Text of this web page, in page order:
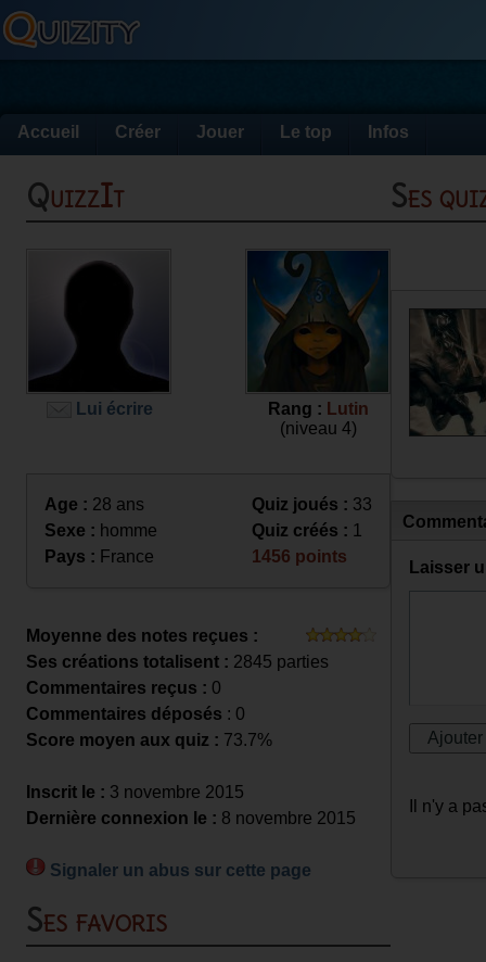
Accueil Créer Jouer Le top Infos
QuizzIt
Lui écrire Rang : Lutin
(niveau 4)
Age : 28 ans
Sexe : homme
Pays : France
Quiz joués : 33
Quiz créés : 1
1456 points
Moyenne des notes reçues :
Ses créations totalisent : 2845 parties
Commentaires reçus : 0
Commentaires déposés : 0
Score moyen aux quiz : 73.7%
Inscrit le : 3 novembre 2015
Dernière connexion le : 8 novembre 2015
Signaler un abus sur cette page
Ses favoris
Ses
Laisser
Il n'y a